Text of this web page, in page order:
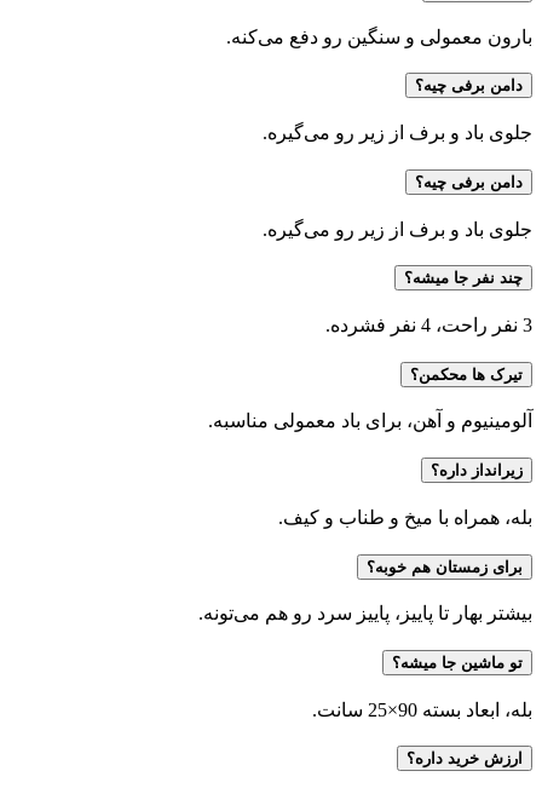
بارون معمولی و سنگین رو دفع می‌کنه.
دامن برفی چیه؟
جلوی باد و برف از زیر رو می‌گیره.
دامن برفی چیه؟
جلوی باد و برف از زیر رو می‌گیره.
چند نفر جا میشه؟
3 نفر راحت، 4 نفر فشرده.
تیرک ها محکمن؟
آلومینیوم و آهن، برای باد معمولی مناسبه.
زیرانداز داره؟
بله، همراه با میخ و طناب و کیف.
برای زمستان هم خوبه؟
بیشتر بهار تا پاییز، پاییز سرد رو هم می‌تونه.
تو ماشین جا میشه؟
بله، ابعاد بسته 90×25 سانت.
ارزش خرید داره؟